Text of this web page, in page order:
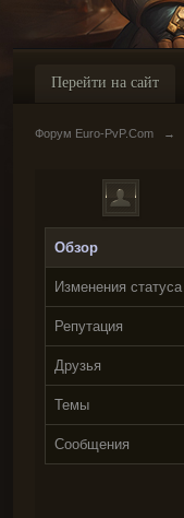
Перейти на сайт
Форум Euro-PvP.Com →
Обзор
Изменения статуса
Репутация
Друзья
Темы
Сообщения